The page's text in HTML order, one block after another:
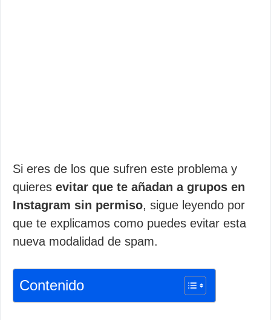
Si eres de los que sufren este problema y
quieres evitar que te añadan a grupos en
Instagram sin permiso, sigue leyendo por
que te explicamos como puedes evitar esta
nueva modalidad de spam.
Contenido